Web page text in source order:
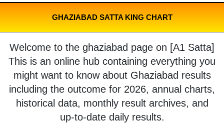
GHAZIABAD SATTA KING CHART
Welcome to the ghaziabad page on [A1 Satta]
This is an online hub containing everything you
might want to know about Ghaziabad results
including the outcome for 2026, annual charts,
historical data, monthly result archives, and
up-to-date daily results.